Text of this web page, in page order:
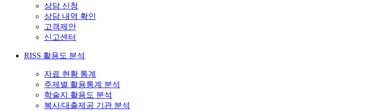
상담 신청
상담 내역 확인
고객제안
신고센터
RISS 활용도 분석
자료 현황 통계
주제별 활용통계 분석
학술지 활용도 분석
복사/대출제공 기관 분석